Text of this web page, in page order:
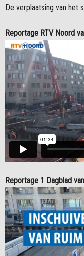
De verplaatsing van het
Reportage RTV Noord
Reportage 1 Dagblad